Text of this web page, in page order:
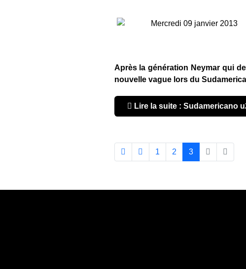
Mercredi 09 janvier 2013
Après la génération Neymar qui
nouvelle vague lors du
Lire la suite : Sudamericano
1 2 3